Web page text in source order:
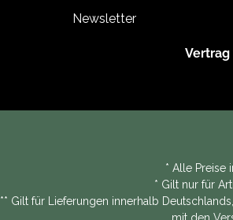
Newsletter
* Alle Preise
* Gilt nur für
** Gilt für Lieferungen innerhalb